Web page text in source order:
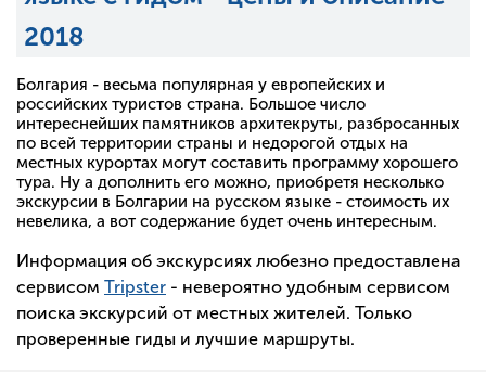
2018
Болгария - весьма популярная у европейских и
российских туристов страна. Большое число
интереснейших памятников архитекруты, разбросанных
по всей территории страны и недорогой отдых на
местных курортах могут составить программу хорошего
тура. Ну а дополнить его можно, приобретя несколько
экскурсии в Болгарии на русском языке - стоимость их
невелика, а вот содержание будет очень интересным.
Информация об экскурсиях любезно предоставлена
сервисом Tripster - невероятно удобным сервисом
поиска экскурсий от местных жителей. Только
проверенные гиды и лучшие маршруты.